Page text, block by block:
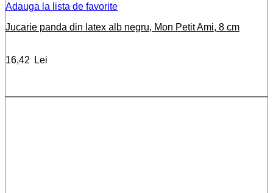
Adauga la lista de favorite
Jucarie panda din latex alb negru, Mon Petit Ami, 8 cm
16,42 Lei